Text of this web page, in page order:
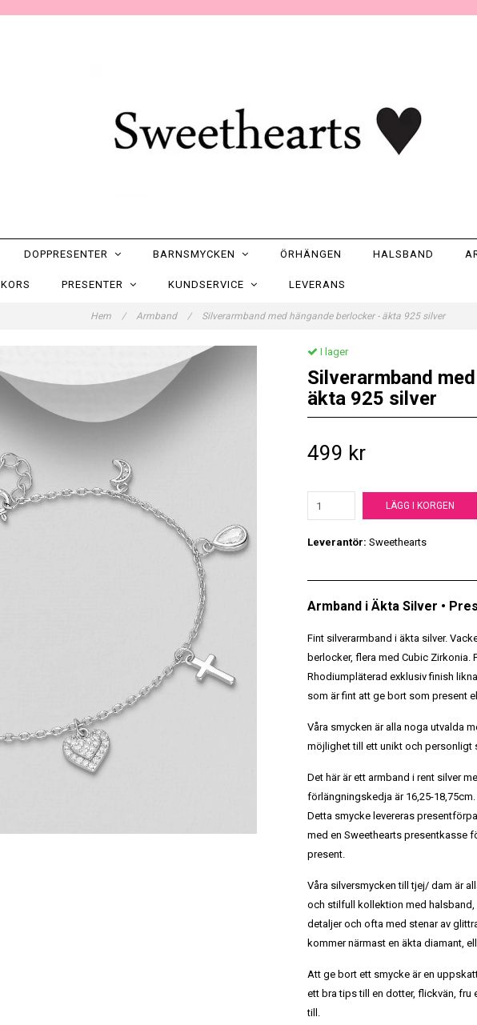
DOPPRESENTER BARNSMYCKEN ÖRHÄNGEN HALSBAND
KORS PRESENTER KUNDSERVICE LEVERANS
Hem / Armband / Silverarmband med hängande berlocker - äkta 925 silver
I lager
Silverarmband
äkta 925 silver
499 kr
LÄGG I KORGEN
Leverantör: Sweethearts
Armband i Äkta Silver •
Fint silverarmband i äkta silver.
berlocker, flera med Cubic Zirkonia.
Rhodiumpläterad exklusiv finish
som är fint att ge bort som present
Våra smycken är alla noga utvalda
möjlighet till ett unikt och personligt
Det här är ett armband i rent silver
förlängningskedja är 16,25-
Detta smycke levereras
med en Sweethearts presentkasse
present.
Våra silversmycken till tjej/ dam är
och stilfull kollektion med halsband,
detaljer och ofta med stenar av
kommer närmast en äkta diamant,
Att ge bort ett smycke är en
ett bra tips till en dotter, flickvän, fru
till.